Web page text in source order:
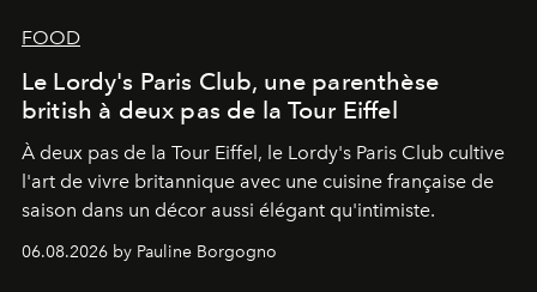
FOOD
Le Lordy's Paris Club, une parenthèse
british à deux pas de la Tour Eiffel
À deux pas de la Tour Eiffel, le Lordy's Paris Club cultive
l'art de vivre britannique avec une cuisine française de
saison dans un décor aussi élégant qu'intimiste.
06.08.2026 by Pauline Borgogno